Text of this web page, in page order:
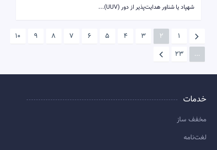
شهپاد یا شناور هدایت‌پذیر از دور (UUV)...
1
2
3
4
5
6
7
8
9
10
...
23
خدمات
مخفف ساز
لغت‌نامه